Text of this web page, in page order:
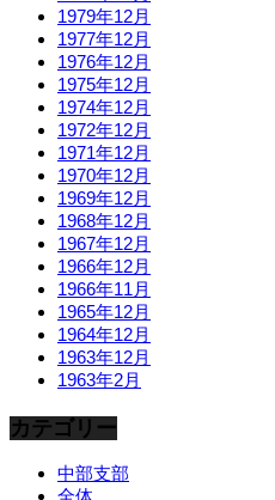
1979年12月
1977年12月
1976年12月
1975年12月
1974年12月
1972年12月
1971年12月
1970年12月
1969年12月
1968年12月
1967年12月
1966年12月
1966年11月
1965年12月
1964年12月
1963年12月
1963年2月
カテゴリー
中部支部